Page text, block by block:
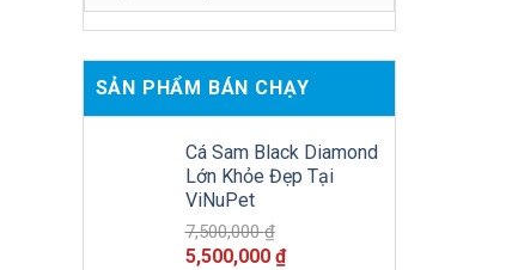
SẢN PHẨM BÁN CHẠY
Cá Sam Black Diamond
Lớn Khỏe Đẹp Tại
ViNuPet
7,500,000₫
Giá
5,500,000 ₫Giá